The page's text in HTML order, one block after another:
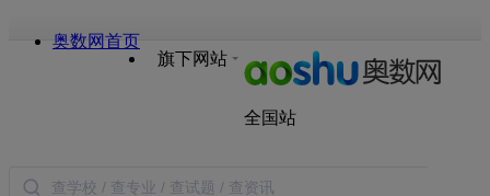
奥数网首页
旗下网站
全国站